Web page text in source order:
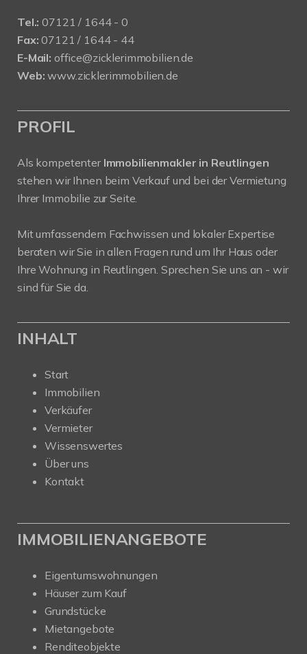
Tel.: 07121 / 1644 - 0
Fax: 07121 / 1644 - 44
E-Mail: office@zicklerimmobilien.de
Web: www.zicklerimmobilien.de
PROFIL
Als kompetenter Immobilienmakler in Reutlingen
stehen wir Ihnen beim Verkauf und bei der Vermietung
Ihrer Immobilie zur Seite.
Mit umfassendem Fachwissen und lokaler Expertise
beraten wir Sie in allen Fragen rund um Ihr Haus oder
Ihre Wohnung in Reutlingen. Sprechen Sie uns an - wir
sind für Sie da.
INHALT
Start
Immobilien
Verkäufer
Vermieter
Wissenswertes
Über uns
Kontakt
IMMOBILIENANGEBOTE
Eigentumswohnungen
Häuser zum Kauf
Grundstücke
Mietangebote
Renditeobjekte